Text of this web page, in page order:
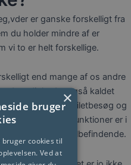
er ganske forskelligt fra
du holder mindre af er
vi to er helt forskellige.
end mange af os andre
også kaldet
udrensning (toiletbesøg og
og søvn. Disse funktioner er i
dit helbred og velbefindende.
×
bruger
cookies til
Ved at